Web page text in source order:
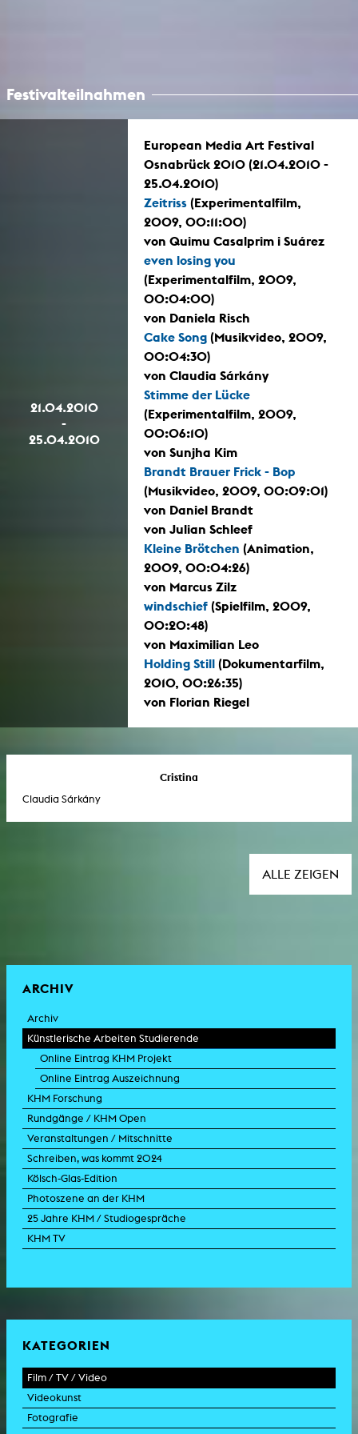
Festivalteilnahmen
21.04.2010
-
25.04.2010
European Media Art Festival
Osnabrück 2010 (21.04.2010 -
25.04.2010)
Zeitriss (Experimentalfilm,
2009, 00:11:00)
von Quimu Casalprim i Suárez
even losing you
(Experimentalfilm, 2009,
00:04:00)
von Daniela Risch
Cake Song (Musikvideo, 2009,
00:04:30)
von Claudia Sárkány
Stimme der Lücke
(Experimentalfilm, 2009,
00:06:10)
von Sunjha Kim
Brandt Brauer Frick - Bop
(Musikvideo, 2009, 00:09:01)
von Daniel Brandt
von Julian Schleef
Kleine Brötchen (Animation,
2009, 00:04:26)
von Marcus Zilz
windschief (Spielfilm, 2009,
00:20:48)
von Maximilian Leo
Holding Still (Dokumentarfilm,
2010, 00:26:35)
von Florian Riegel
Cristina
Claudia Sárkány
ALLE ZEIGEN
ARCHIV
Archiv
Künstlerische Arbeiten Studierende
Online Eintrag KHM Projekt
Online Eintrag Auszeichnung
KHM Forschung
Rundgänge / KHM Open
Veranstaltungen / Mitschnitte
Schreiben, was kommt 2024
Kölsch-Glas-Edition
Photoszene an der KHM
25 Jahre KHM / Studiogespräche
KHM TV
KATEGORIEN
Film / TV / Video
Spielfilm
Dokumentarfilm
Videokunst
Experimentalfilm
Fotografie